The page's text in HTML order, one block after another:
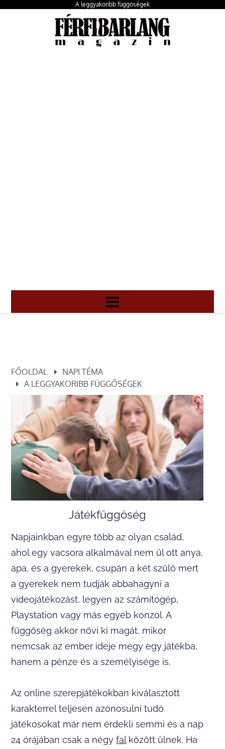
A leggyakoribb függőségek
FŐOLDAL
NAPI TÉMA
A LEGGYAKORIBB FÜGGŐSÉGEK
Játékfüggőség
Napjainkban egyre több az olyan család,
ahol egy vacsora alkalmával nem ül ott anya,
apa, és a gyerekek, csupán a két szülő mert
a gyerekek nem tudják abbahagyni a
videojátékozást, legyen az számítógép,
Playstation vagy más egyéb konzol. A
függőség akkor növi ki magát, mikor
nemcsak az ember ideje megy egy játékba,
hanem a pénze és a személyisége is.
Az online szerepjátékokban kiválasztott
karakterrel teljesen azonosulni tudó
játékosokat már nem érdekli semmi és a nap
24 órájában csak a négyfalközött ülnek. Ha